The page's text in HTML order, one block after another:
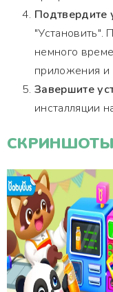
Подтвердите
"Установить".
немного
приложения и
Завершите
инсталляции
СКРИНШОТЫ